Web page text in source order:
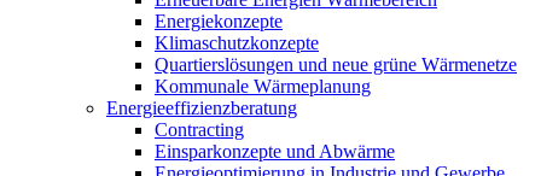
Energiekonzepte
Klimaschutzkonzepte
Quartierslösungen und neue grüne Wärmenetze
Kommunale Wärmeplanung
Energieeffizienzberatung
Contracting
Einsparkonzepte und Abwärme